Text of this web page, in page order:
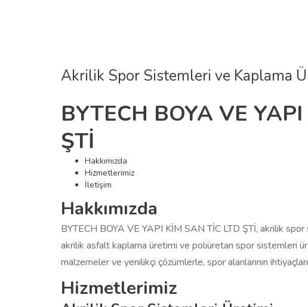
Akrilik Spor Sistemleri ve Kaplama
BYTECH BOYA VE
ŞTİ
Hakkımızda
Hizmetlerimiz
İletişim
Hakkımızda
BYTECH BOYA VE YAPI KİM SAN TİC LTD ŞTİ, akrilik
akrilik asfalt kaplama üretimi ve poliüretan spor sistemleri
malzemeler ve yenilikçi çözümlerle, spor alanlarının
Hizmetlerimiz